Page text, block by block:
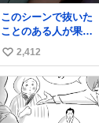
た！✨ スマホと小物
とペットボトルが入
るの最高すぎる🥹 し
かもスマホ入れ独立
してるしファスナー
ない！地味に嬉しい
やつ！！！
このシーンで抜いた
ことのある人が果た
して世にどれほどい
ることか このアカウ
ントに辿り着いた皆
さんとは、ロボコッ
プ2についてこれから
もぜひ語り合ってい
い
い
ね
数
2,412